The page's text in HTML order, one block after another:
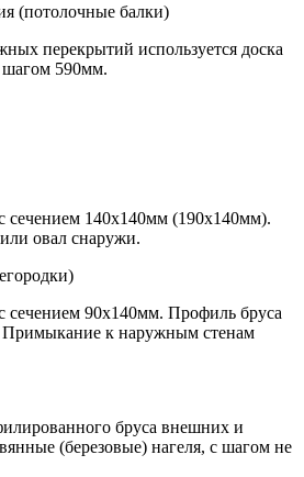
(потолочные балки)
перекрытий используется доска
590мм.
140х140мм (190х140мм).
овал снаружи.
90х140мм. Профиль бруса
Примыкание к наружным стенам
бруса внешних и
(березовые) нагеля, с шагом не